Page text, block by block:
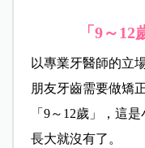
「9～
以專業牙醫師的立
朋友牙齒需要做矯
「9～12歲」，這
長大就沒有了。